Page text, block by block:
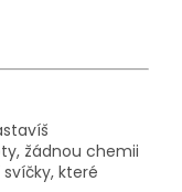
žádnou chemii
které